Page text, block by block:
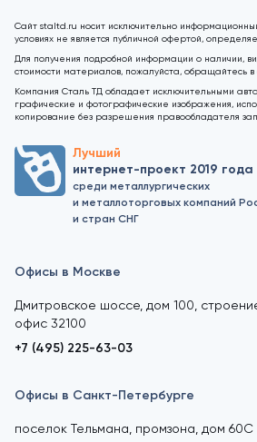
Сайт staltd.ru носит исключительно
условиях не является публичной офертой,
Для получения подробной информации о наличии,
стоимости материалов, пожалуйста, обращайтесь
Компания Сталь ТД обладает исключительными
графические и фотографические изображения,
копирование без разрешения правообладателя
Лучший
интернет-проект 2019 года
среди металлургических
и металлоторговых компаний
и стран СНГ
Офисы в Москве
Дмитровское шоссе, дом 100,
офис 32100
+7 (495) 225-63-03
Офисы в Санкт-Петербурге
поселок Тельмана, промзона, дом 60С